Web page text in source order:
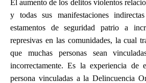
El aumento de los delitos violentos
y todas sus manifestaciones
estamentos de seguridad patrio a
represivas en las comunidades, la cual
que muchas personas sean
incorrectamente. Es la experiencia de
persona vinculadas a la Delincuencia